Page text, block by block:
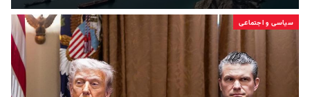
سیاسی و اجتماعی